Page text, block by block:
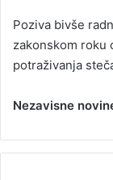
Poziva bivše
zakonskom roku
potraživanja
Nezavisne